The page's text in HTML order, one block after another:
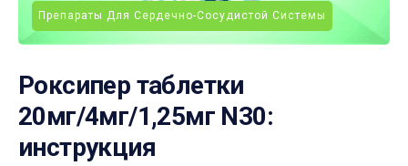
Препараты Для Сердечно-Сосудистой Системы
Роксипер таблетки
20мг/4мг/1,25мг N30:
инструкция